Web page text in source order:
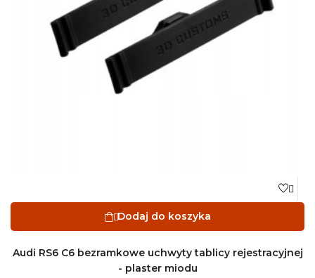

Dodaj do koszyka
Audi RS6 C6 bezramkowe uchwyty tablicy rejestracyjnej
- plaster miodu